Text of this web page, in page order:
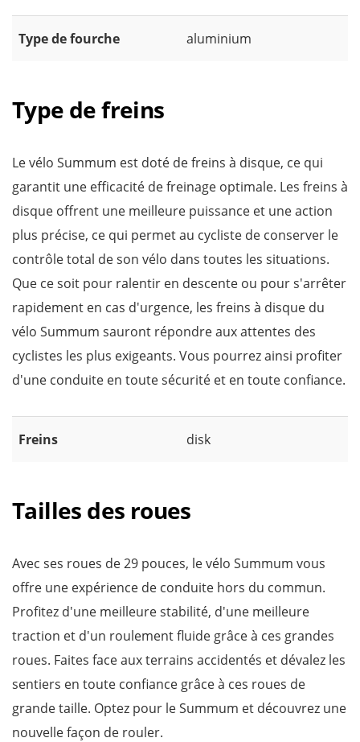
Type de fourche aluminium
Type de freins
Le vélo Summum est doté de freins à disque, ce qui
garantit une efficacité de freinage optimale. Les freins à
disque offrent une meilleure puissance et une action
plus précise, ce qui permet au cycliste de conserver le
contrôle total de son vélo dans toutes les situations.
Que ce soit pour ralentir en descente ou pour s'arrêter
rapidement en cas d'urgence, les freins à disque du
vélo Summum sauront répondre aux attentes des
cyclistes les plus exigeants. Vous pourrez ainsi profiter
d'une conduite en toute sécurité et en toute confiance.
Freins disk
Tailles des roues
Avec ses roues de 29 pouces, le vélo Summum vous
offre une expérience de conduite hors du commun.
Profitez d'une meilleure stabilité, d'une meilleure
traction et d'un roulement fluide grâce à ces grandes
roues. Faites face aux terrains accidentés et dévalez les
sentiers en toute confiance grâce à ces roues de
grande taille. Optez pour le Summum et découvrez une
nouvelle façon de rouler.